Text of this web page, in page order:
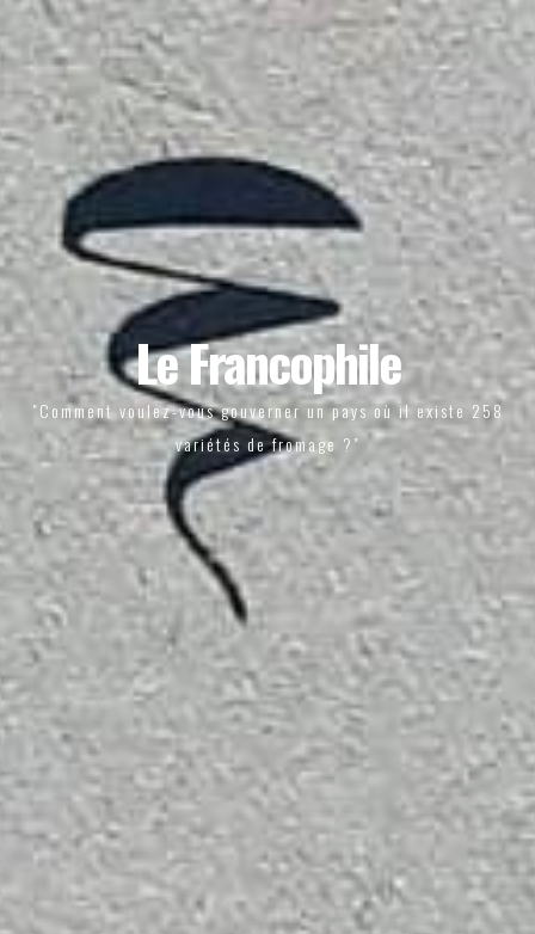
Le Francophile
"Comment voulez-vous gouverner un pays où il existe 258
variétés de fromage ?"